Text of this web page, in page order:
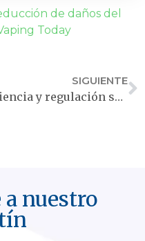
de daños del
Today
SIGUIENTE
Ciencia y regulación se encuentran en el E-Cigarette Summit 2024
nuestro